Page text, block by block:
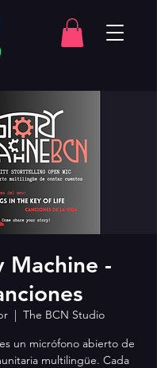
Machine -
  |
The BCN Studio
un micrófono abierto de
multilingüe. Cada